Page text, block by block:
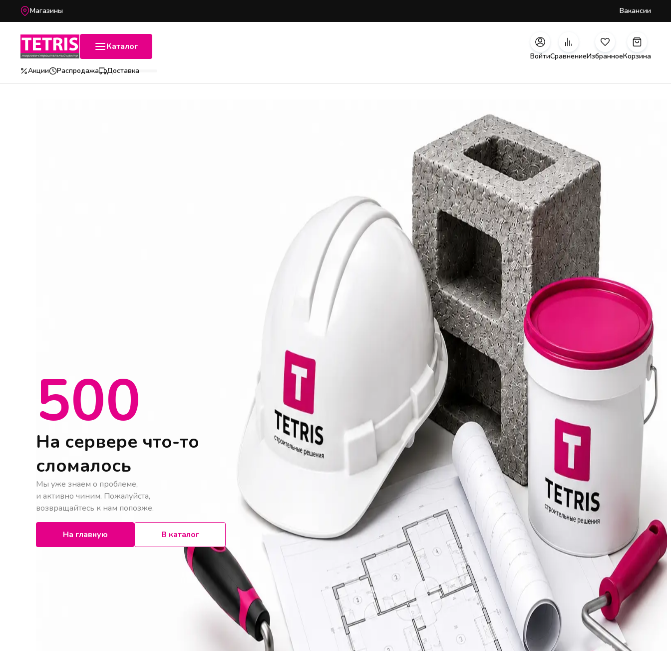
Магазины Вакансии
Каталог
ВойтиСравнениеИзбранноеКорзина
Акции
Распродажа Доставка
500
На сервере что-то
сломалось
Мы уже знаем о проблеме,
и активно чиним. Пожалуйста,
возвращайтесь к нам попозже.
На главную В каталог